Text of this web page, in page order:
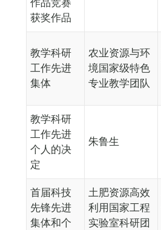
作品竞赛
获奖作品
教学科研
工作先进
集体
农业资源与环
境国家级特色
专业教学团队
教学科研
工作先进
个人的决
定
朱鲁生
首届科技
先锋先进
集体和个
土肥资源高效
利用国家工程
实验室科研团